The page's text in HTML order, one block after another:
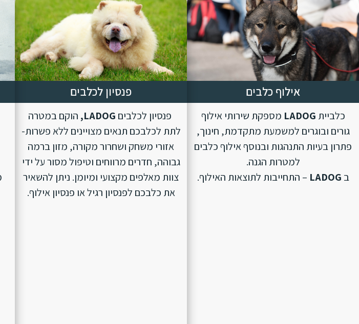
אילוף כלבים
כלביית LADOG מספקת שירותי אילוף
גורים ובוגרים למשמעת מתקדמת, חינוך,
פתרון בעיות התנהגות ובנוסף אילוף כלבים
למטרות הגנה.
ב LADOG – התחייבות לתוצאות האילוף.
פנסיון לכלבים
פנסיון לכלבים LADOG, הוקם במטרה
לתת לכלבכם תנאים מצויינים ללא פשרות-
אזורי משחק ושחרור מקורה, מזון ברמה
גבוהה, חדרים מרווחים וטיפול מסור על ידי
צוות מאלפים מקצועי ומיומן. ניתן להשאיר
את כלבכם לפנסיון רגיל או פנסיון אילוף.